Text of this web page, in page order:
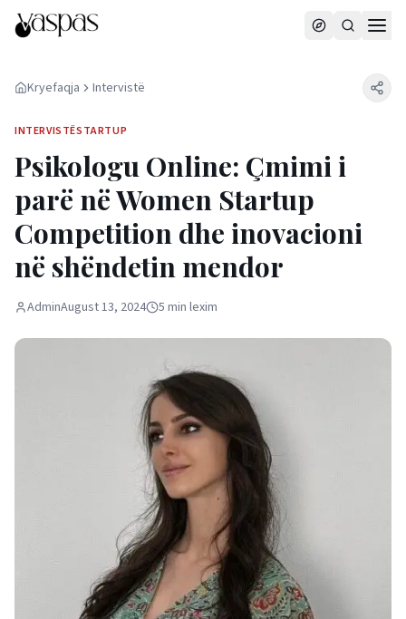
Kryefaqja Intervistë
INTERVISTËSTARTUP
Psikologu Online: Çmimi i
parë në Women Startup
Competition dhe inovacioni
në shëndetin mendor
AdminAugust 13, 2024 5 min lexim